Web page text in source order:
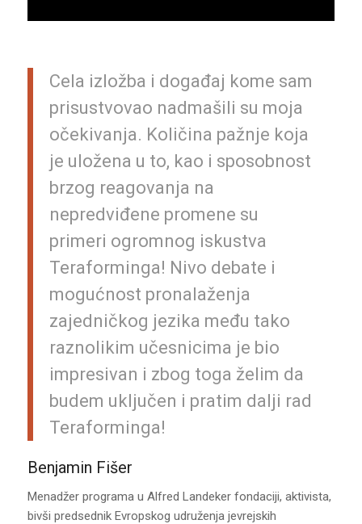
Cela izložba i događaj kome sam
prisustvovao nadmašili su moja
očekivanja. Količina pažnje koja
je uložena u to, kao i sposobnost
brzog reagovanja na
nepredviđene promene su
primeri ogromnog iskustva
Teraforminga! Nivo debate i
mogućnost pronalaženja
zajedničkog jezika među tako
raznolikim učesnicima je bio
impresivan i zbog toga želim da
budem uključen i pratim dalji rad
Teraforminga!
Benjamin Fišer
Menadžer programa u Alfred Landeker fondaciji, aktivista,
bivši predsednik Evropskog udruženja jevrejskih